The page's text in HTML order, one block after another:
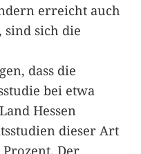
erreicht auch
sind sich die
dass die
bei etwa
Hessen
dieser Art
Der